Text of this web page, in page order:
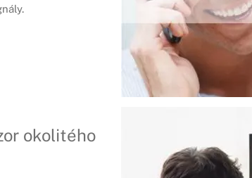
okolitého